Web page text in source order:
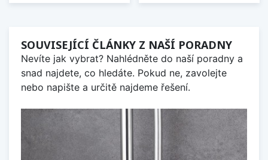
SOUVISEJÍCÍ ČLÁNKY Z NAŠÍ PORADNY
Nevíte jak vybrat? Nahlédněte do naší poradny a
snad najdete, co hledáte. Pokud ne, zavolejte
nebo napište a určitě najdeme řešení.